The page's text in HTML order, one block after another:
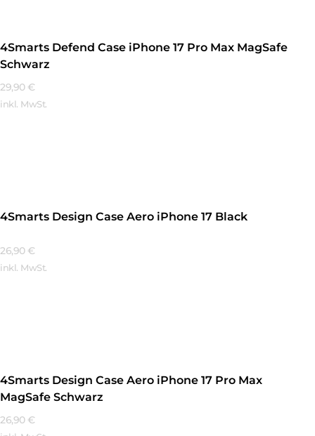
4Smarts Defend Case iPhone 17 Pro Max MagSafe
Schwarz
29,90 €
inkl. MwSt.
4Smarts Design Case Aero iPhone 17 Black
26,90 €
inkl. MwSt.
4Smarts Design Case Aero iPhone 17 Pro Max
MagSafe Schwarz
26,90 €